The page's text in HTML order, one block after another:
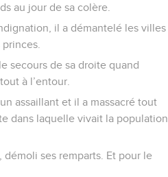
au jour de sa colère.
il a démantelé les villes
secours de sa droite quand
à l’entour.
assaillant et il a massacré tout
dans laquelle vivait la population
ses remparts. Et pour le